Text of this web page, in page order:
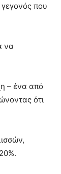
που
να
– ένα από
ότι